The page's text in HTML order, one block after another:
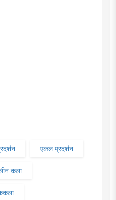
एकल प्रदर्शन
कला